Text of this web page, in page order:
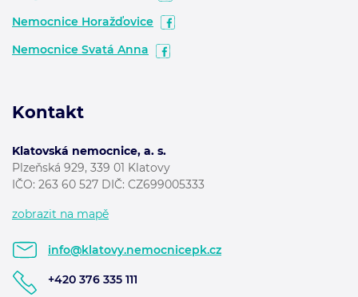
Nemocnice Horažďovice
Nemocnice Svatá Anna
Kontakt
Klatovská nemocnice, a. s.
Plzeňská 929, 339 01 Klatovy
IČO: 263 60 527 DIČ: CZ699005333
zobrazit na mapě
info@klatovy.nemocnicepk.cz
+420 376 335 111